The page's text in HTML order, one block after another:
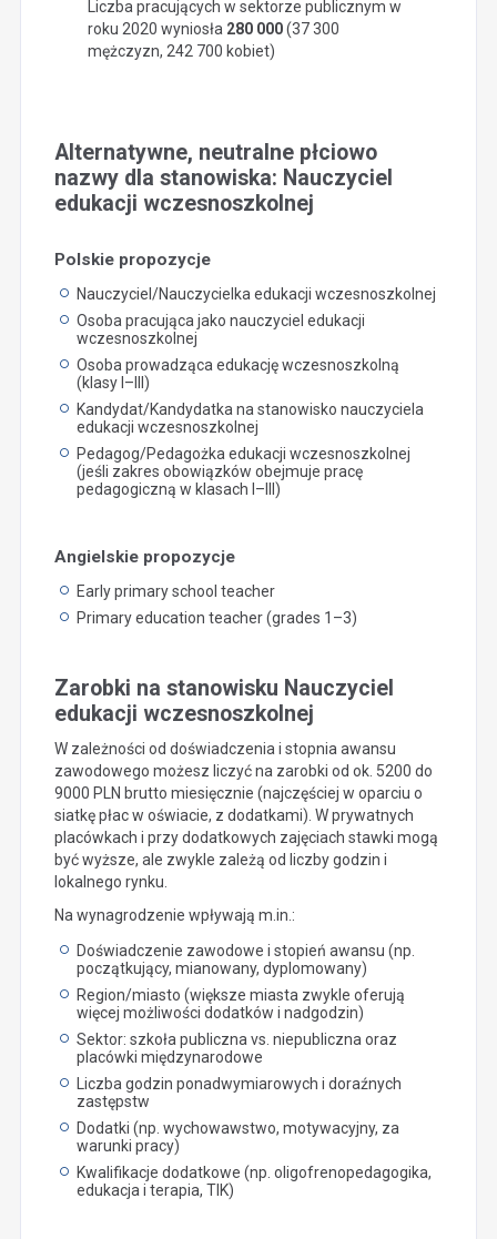
Liczba pracujących w sektorze publicznym w
roku 2020 wyniosła 280 000(37 300
mężczyzn, 242 700 kobiet)
Alternatywne, neutralne płciowo
nazwy dla stanowiska: Nauczyciel
edukacji wczesnoszkolnej
Polskie propozycje
Nauczyciel/Nauczycielka edukacji wczesnoszkolnej
Osoba pracująca jako nauczyciel edukacji
wczesnoszkolnej
Osoba prowadząca edukację wczesnoszkolną
(klasy I–III)
Kandydat/Kandydatka na stanowisko nauczyciela
edukacji wczesnoszkolnej
Pedagog/Pedagożka edukacji wczesnoszkolnej
(jeśli zakres obowiązków obejmuje pracę
pedagogiczną w klasach I–III)
Angielskie propozycje
Early primary school teacher
Primary education teacher (grades 1–3)
Zarobki na stanowisku Nauczyciel
edukacji wczesnoszkolnej
W zależności od doświadczenia i stopnia awansu
zawodowego możesz liczyć na zarobki od ok. 5200 do
9000 PLN brutto miesięcznie (najczęściej w oparciu o
siatkę płac w oświacie, z dodatkami). W prywatnych
placówkach i przy dodatkowych zajęciach stawki mogą
być wyższe, ale zwykle zależą od liczby godzin i
lokalnego rynku.
Na wynagrodzenie wpływają m.in.:
Doświadczenie zawodowe i stopień awansu (np.
początkujący, mianowany, dyplomowany)
Region/miasto (większe miasta zwykle oferują
więcej możliwości dodatków i nadgodzin)
Sektor: szkoła publiczna vs. niepubliczna oraz
placówki międzynarodowe
Liczba godzin ponadwymiarowych i doraźnych
zastępstw
Dodatki (np. wychowawstwo, motywacyjny, za
warunki pracy)
Kwalifikacje dodatkowe (np. oligofrenopedagogika,
edukacja i terapia, TIK)